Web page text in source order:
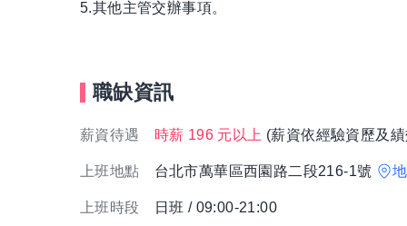
5.其他主管交辦事項。
職缺資訊
薪資待遇 時薪 196 元以上 (薪資依經驗資歷及
上班地點 台北市萬華區西園路二段216-1號
上班時段 日班 / 09:00-21:00